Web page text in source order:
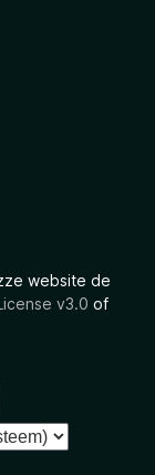
website de
v3.0 of